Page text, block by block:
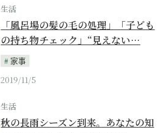
生活
「風呂場の髪の毛の処理」「子ども
の持ち物チェック」“見えない…
家事
2019/11/5
生活
秋の長雨シーズン到来。あなたの知